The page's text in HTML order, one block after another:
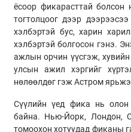
ёсоор фикарасттай болсон
тогтолцоог дээр
хэлбэртэй бус, харин
хэлбэртэй болгосон гэнэ.
ажлын орчин үүсгэж,
улсын ажил хэргийг
нөлөөлдөг гэж Астром
Сүүлийн үед фика нь олон
байна. Нью-Йорк, Лондон,
томоохон хотуудад фиканы